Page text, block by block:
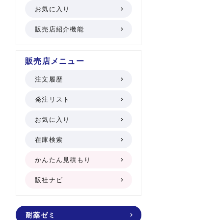
お気に入り
販売店紹介機能
販売店メニュー
注文履歴
発注リスト
お気に入り
在庫検索
かんたん見積もり
販社ナビ
耐薬ゼミ